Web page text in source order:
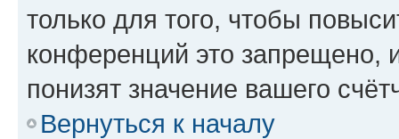
только для того, чтобы
конференций это запрещено,
понизят значение вашего
Вернуться к началу